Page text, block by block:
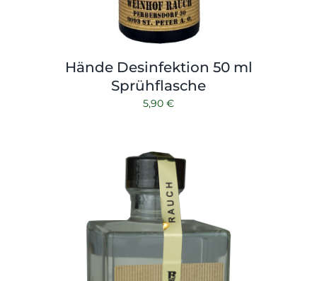
Hände Desinfektion 50 ml
Sprühflasche
5,90 €